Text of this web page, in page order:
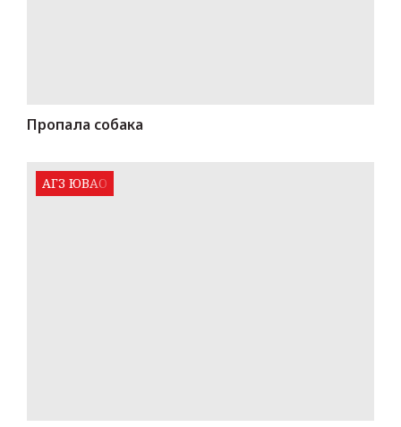
Пропала собака
АГЗ ЮВАО